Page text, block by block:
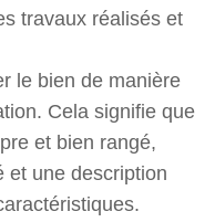
travaux réalisés et
le bien de manière
Cela signifie que
et bien rangé,
et une description